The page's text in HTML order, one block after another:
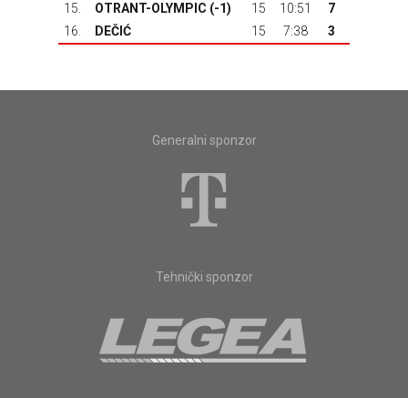
15.
OTRANT-OLYMPIC (-1) 15 10:51
7
16.
DEČIĆ 15 7:38 3
Generalni sponzor
Tehnički sponzor